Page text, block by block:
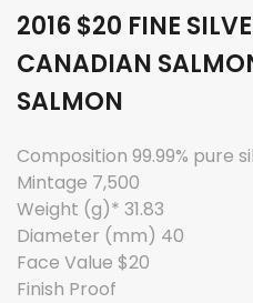
2016 $20 FINE
CANADIAN
SALMON
Composition 99.99% pure
Mintage 7,500
Weight (g)* 31.83
Diameter (mm) 40
Face Value $20
Finish Proof